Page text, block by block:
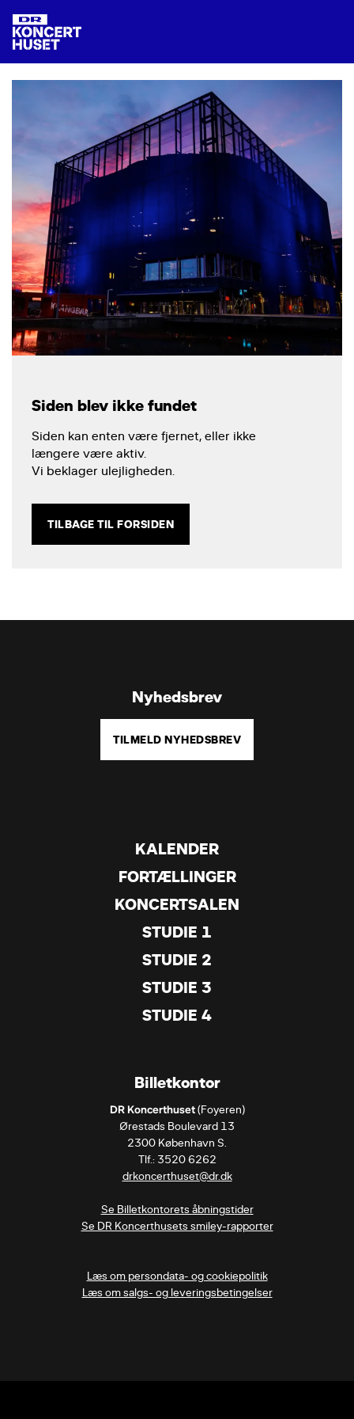
Siden blev ikke fundet
Siden kan enten være fjernet, eller ikke
længere være aktiv.
Vi beklager ulejligheden.
TILBAGE TIL FORSIDEN
KALENDER
FORTÆLLINGER
KONCERTSALEN
STUDIE 1
STUDIE 2
STUDIE 3
STUDIE 4
Nyhedsbrev
TILMELD NYHEDSBREV
Billetkontor
DR Koncerthuset (Foyeren)
Ørestads Boulevard 13
2300 København S.
drkoncerthuset@dr.dk
Se Billetkontorets åbningstider
Se DR Koncerthusets smiley-rapporter
Læs om persondata- og cookiepolitik
Læs om salgs- og leveringsbetingelser